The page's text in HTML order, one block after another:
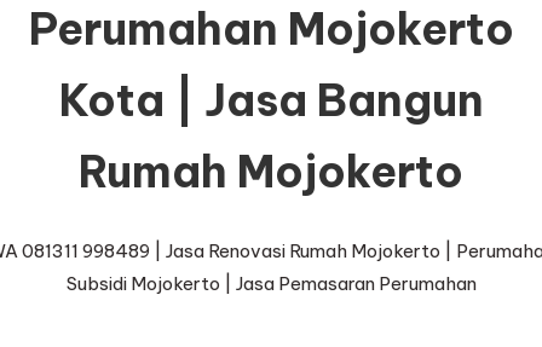
Perumahan Mojokerto
Kota | Jasa Bangun
Rumah Mojokerto
081311 998489 | Jasa Renovasi Rumah Mojokerto |
Subsidi Mojokerto | Jasa Pemasaran Perumahan